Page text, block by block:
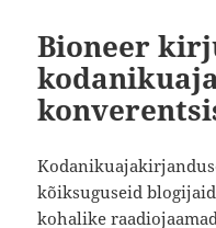
Bioneer
kõiksuguseid
kohalike